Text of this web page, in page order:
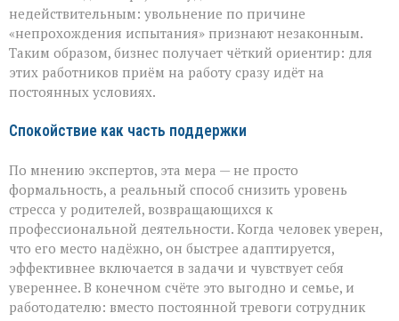
недействительным: увольнение по причине
«непрохождения испытания» признают незаконным.
Таким образом, бизнес получает чёткий ориентир: для
этих работников приём на работу сразу идёт на
постоянных условиях.
Спокойствие как часть поддержки
По мнению экспертов, эта мера — не просто
формальность, а реальный способ снизить уровень
стресса у родителей, возвращающихся к
профессиональной деятельности. Когда человек уверен,
что его место надёжно, он быстрее адаптируется,
эффективнее включается в задачи и чувствует себя
увереннее. В конечном счёте это выгодно и семье, и
работодателю: вместо постоянной тревоги сотрудник